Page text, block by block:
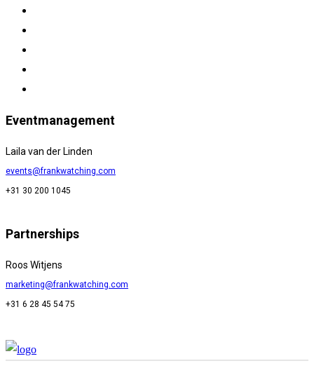
Eventmanagement
Laila van der Linden
events@frankwatching.com
+31 30 200 1045
Partnerships
Roos Witjens
marketing@frankwatching.com
+31 6 28 45 54 75